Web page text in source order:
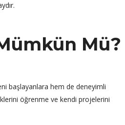
Mü?
başlayanlara hem de deneyimli
öğrenme ve kendi projelerini